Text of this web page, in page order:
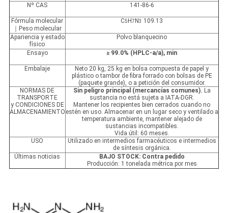
Nº CAS 141-86-6
Fórmula molecular
｜Peso molecular
C5 H7 N3 109.13
Apariencia y estado
físico
Polvo blanquecino
Ensayo ≥ 99.0% (HPLC-a/a), min
Embalaje
Neto 20 kg, 25 kg en bolsa compuesta de papel y
plástico o tambor de fibra forrado con bolsas de PE
(paquete grande), o a petición del consumidor.
NORMAS DE
TRANSPORTE
y CONDICIONES DE
ALMACENAMIENTO
Sin peligro principal (mercancías comunes). La
sustancia no está sujeta a IATA-DGR.
Mantener los recipientes bien cerrados cuando no
estén en uso. Almacenar en un lugar seco y ventilado a
temperatura ambiente, mantener alejado de
sustancias incompatibles.
Vida útil: 60 meses.
USO
Utilizado en intermedios farmacéuticos e intermedios
de síntesis orgánica.
Últimas noticias
BAJO STOCK: Contra pedido
Producción: 1 tonelada métrica por mes